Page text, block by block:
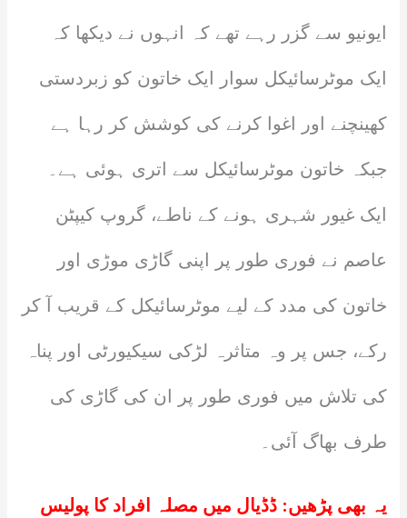
ایونیو سے گزر رہے تھے کہ انہوں نے دیکھا کہ
ایک موٹرسائیکل سوار ایک خاتون کو زبردستی
کھینچنے اور اغوا کرنے کی کوشش کر رہا ہے
جبکہ خاتون موٹرسائیکل سے اتری ہوئی ہے۔
ایک غیور شہری ہونے کے ناطے، گروپ کیپٹن
عاصم نے فوری طور پر اپنی گاڑی موڑی اور
خاتون کی مدد کے لیے موٹرسائیکل کے قریب آ کر
رکے، جس پر وہ متاثرہ لڑکی سیکیورٹی اور پناہ
کی تلاش میں فوری طور پر ان کی گاڑی کی
طرف بھاگ آئی۔
یہ بھی پڑھیں: ڈڈیال میں مصلہ افراد کا پولیس